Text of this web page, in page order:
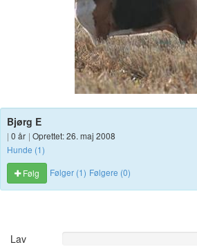
Bjørg E
| 0 år | Oprettet: 26. maj 2008
Hunde (1)
Følg
Følger (1) Følgere (0)
Lav